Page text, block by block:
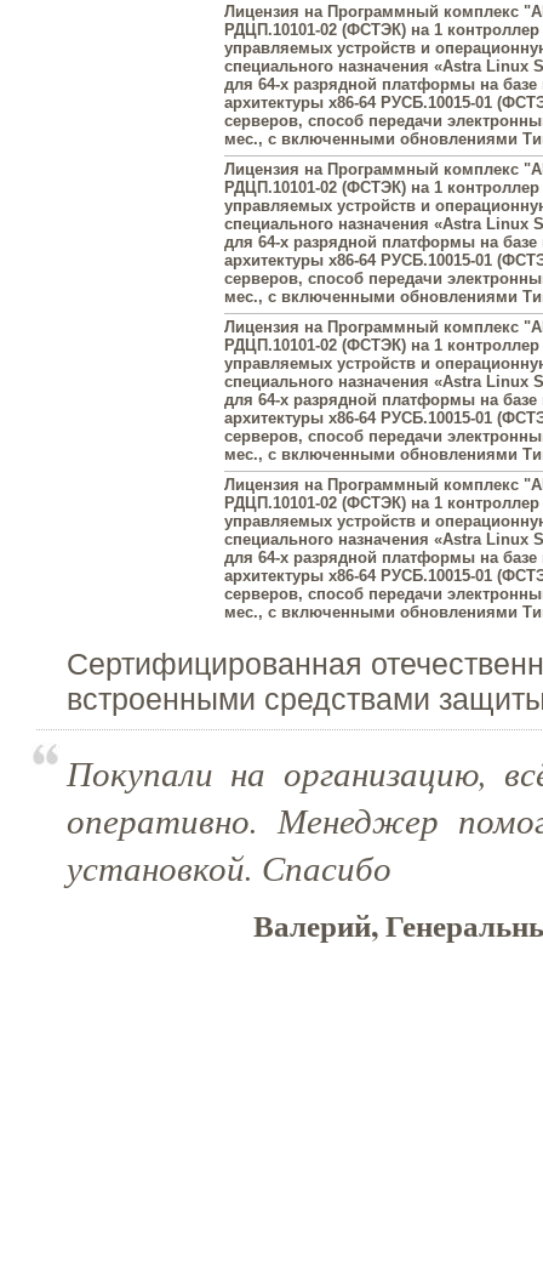
Лицензия на Программный комплекс
РДЦП.10101-02 (ФСТЭК) на 1
управляемых устройств и
специального назначения «Astra Linux
для 64-х разрядной платформы на базе
архитектуры x86-64 РУСБ.10015-01
серверов, способ передачи
мес., с включенными обновлениями
Лицензия на Программный комплекс
РДЦП.10101-02 (ФСТЭК) на 1
управляемых устройств и
специального назначения «Astra Linux
для 64-х разрядной платформы на базе
архитектуры x86-64 РУСБ.10015-01
серверов, способ передачи
мес., с включенными обновлениями
Лицензия на Программный комплекс
РДЦП.10101-02 (ФСТЭК) на 1
управляемых устройств и
специального назначения «Astra Linux
для 64-х разрядной платформы на базе
архитектуры x86-64 РУСБ.10015-01
серверов, способ передачи
мес., с включенными обновлениями
Лицензия на Программный комплекс
РДЦП.10101-02 (ФСТЭК) на 1
управляемых устройств и
специального назначения «Astra Linux
для 64-х разрядной платформы на базе
архитектуры x86-64 РУСБ.10015-01
серверов, способ передачи
мес., с включенными обновлениями
Сертифицированная
встроенными средствами
Покупали на организацию,
оперативно. Менеджер
установкой. Спасибо
Валерий,